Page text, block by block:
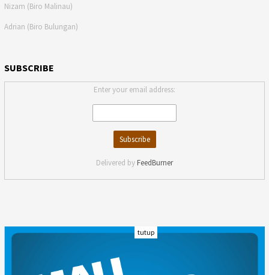
Nizam (Biro Malinau)
Adrian (Biro Bulungan)
SUBSCRIBE
Enter your email address:
Delivered by FeedBurner
INDEKS
tutup